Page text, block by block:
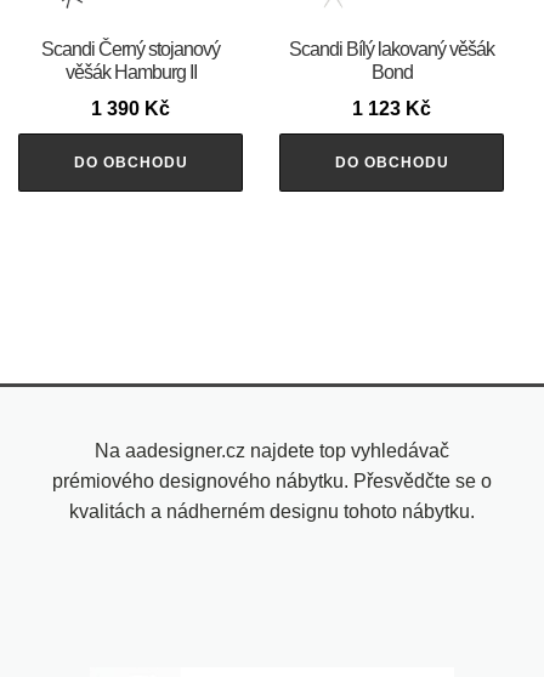
Scandi Černý stojanový
věšák Hamburg II
1 390 Kč
DO OBCHODU
Scandi Bílý lakovaný věšák
Bond
1 123 Kč
DO OBCHODU
Na aadesigner.cz najdete top vyhledávač
prémiového designového nábytku. Přesvědčte se o
kvalitách a nádherném designu tohoto nábytku.